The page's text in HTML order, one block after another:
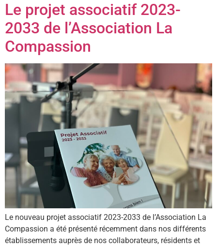
Le projet associatif 2023-
2033 de l’Association La
Compassion
Le nouveau projet associatif 2023-2033 de l’Association La
Compassion a été présenté récemment dans nos différents
établissements auprès de nos collaborateurs, résidents et